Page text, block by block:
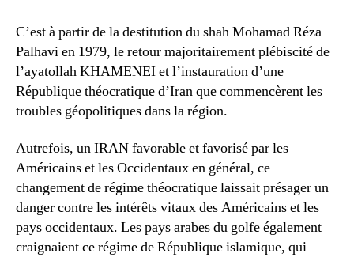
C’est à partir de la destitution du shah Mohamad Réza
Palhavi en 1979, le retour majoritairement plébiscité de
l’ayatollah KHAMENEI et l’instauration d’une
République théocratique d’Iran que commencèrent les
troubles géopolitiques dans la région.
Autrefois, un IRAN favorable et favorisé par les
Américains et les Occidentaux en général, ce
changement de régime théocratique laissait présager un
danger contre les intérêts vitaux des Américains et les
pays occidentaux. Les pays arabes du golfe également
craignaient ce régime de République islamique, qui